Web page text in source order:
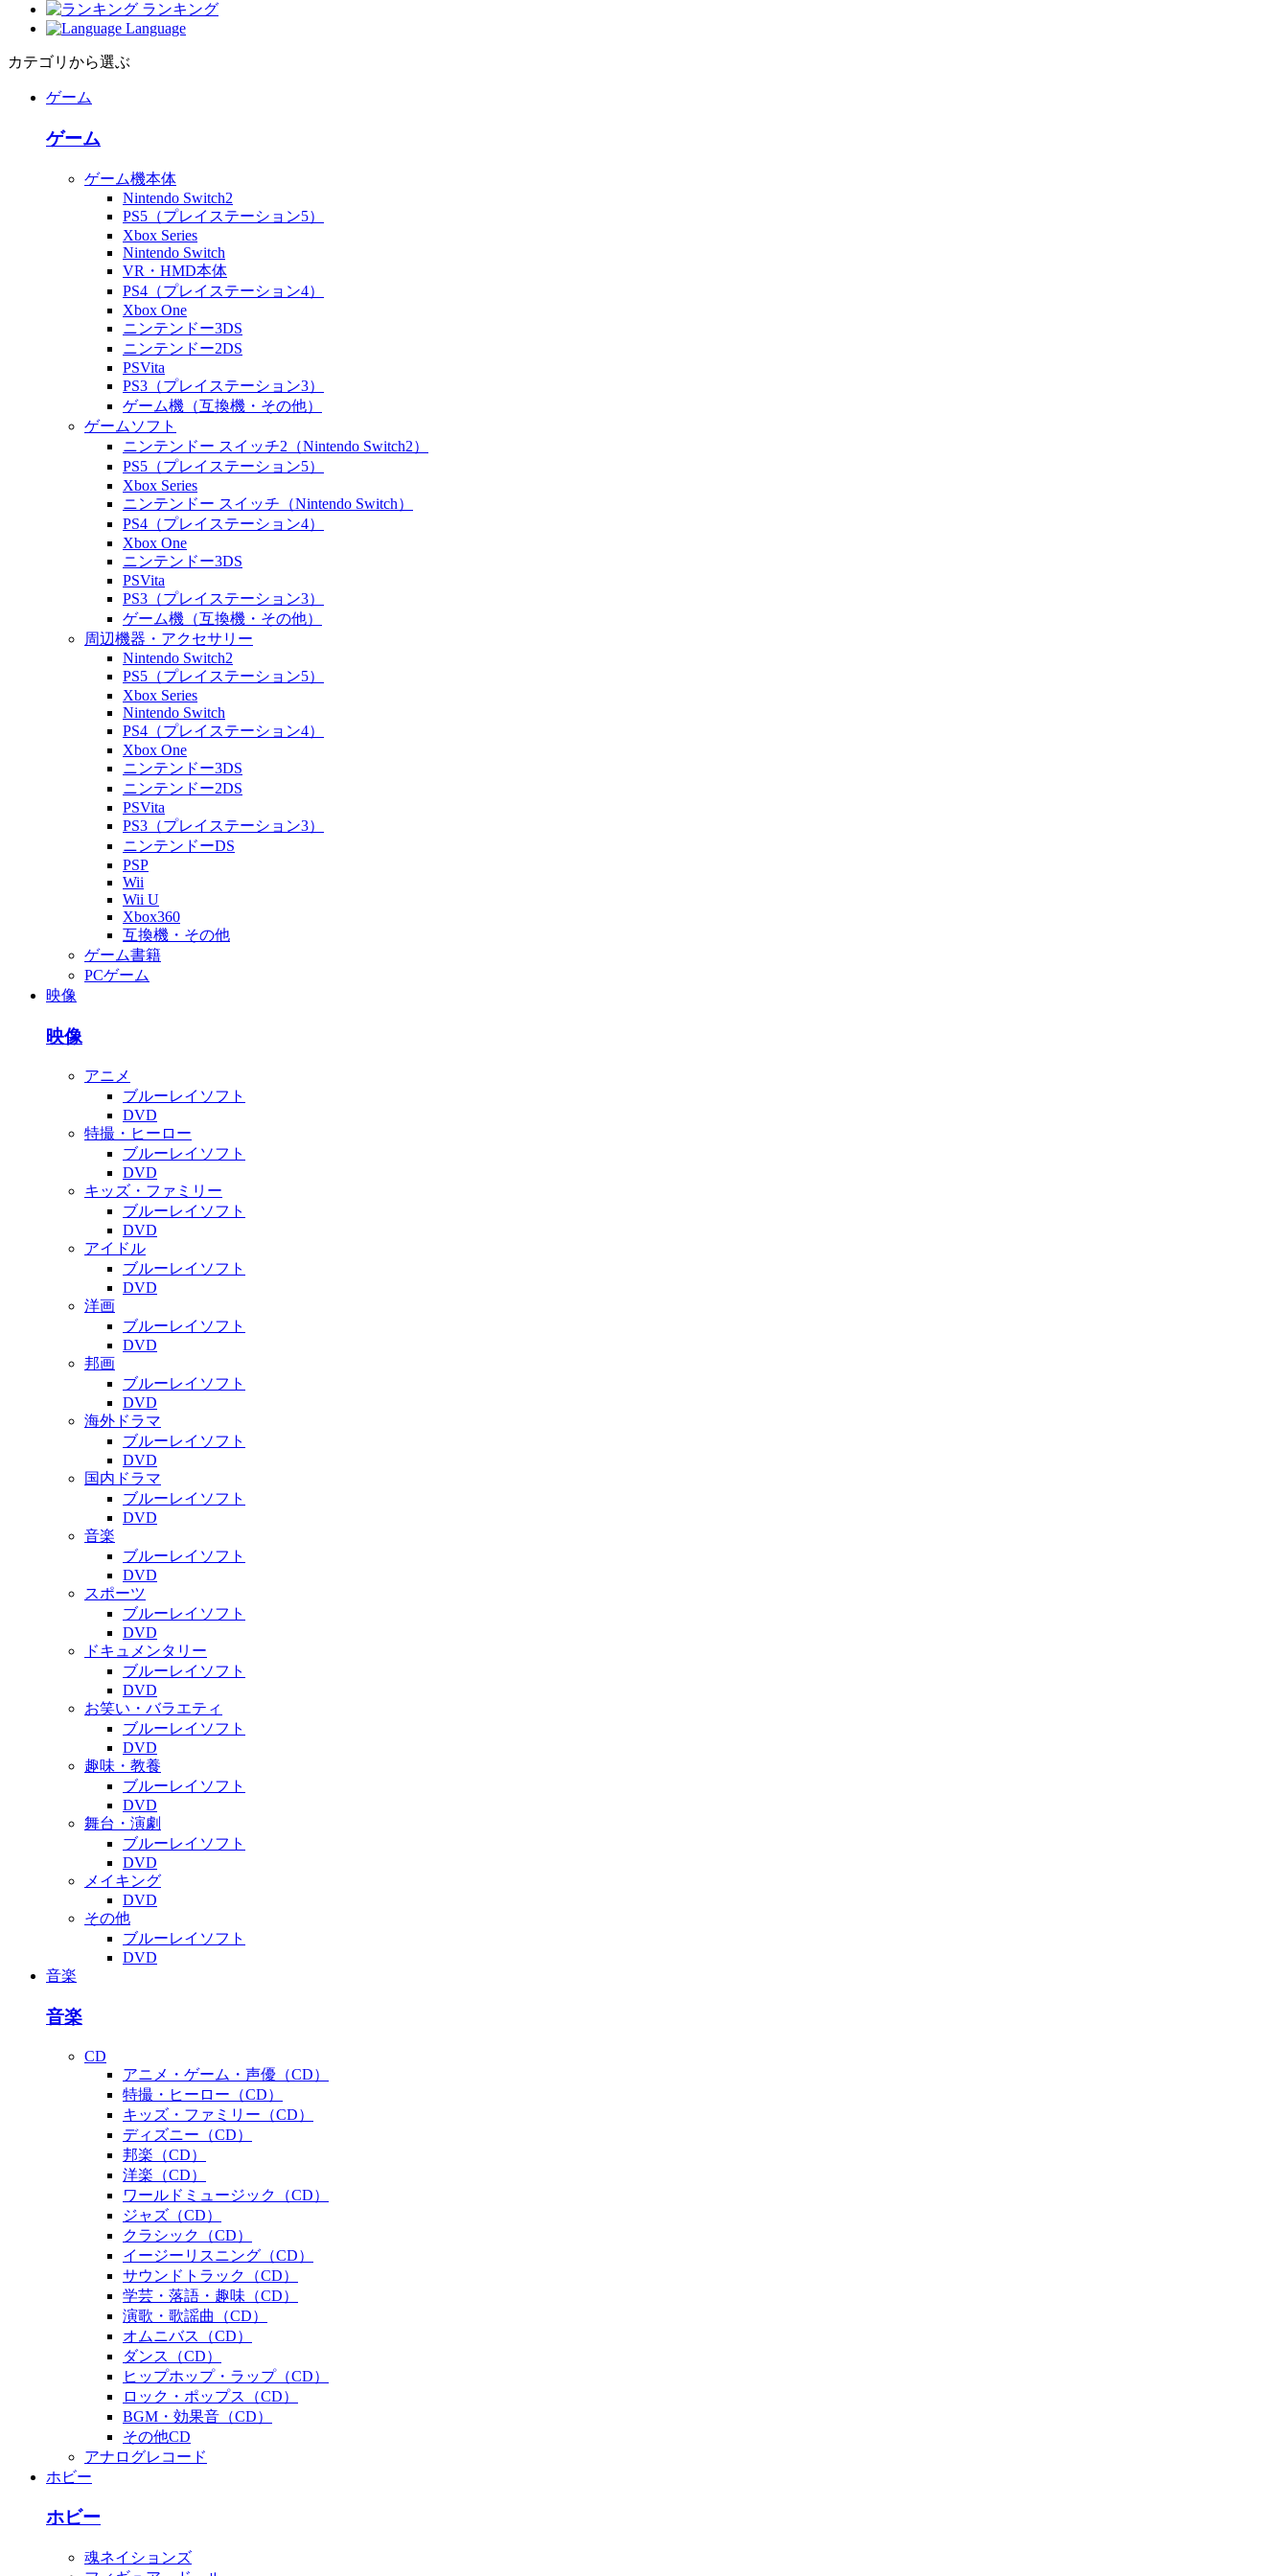
ランキング
Language
カテゴリから選ぶ
ゲーム
ゲーム
ゲーム機本体
Nintendo Switch2
PS5（プレイステーション5）
Xbox Series
Nintendo Switch
VR・HMD本体
PS4（プレイステーション4）
Xbox One
ニンテンドー3DS
ニンテンドー2DS
PSVita
PS3（プレイステーション3）
ゲーム機（互換機・その他）
ゲームソフト
ニンテンドー スイッチ2（Nintendo Switch2）
PS5（プレイステーション5）
Xbox Series
ニンテンドー スイッチ（Nintendo Switch）
PS4（プレイステーション4）
Xbox One
ニンテンドー3DS
PSVita
PS3（プレイステーション3）
ゲーム機（互換機・その他）
周辺機器・アクセサリー
Nintendo Switch2
PS5（プレイステーション5）
Xbox Series
Nintendo Switch
PS4（プレイステーション4）
Xbox One
ニンテンドー3DS
ニンテンドー2DS
PSVita
PS3（プレイステーション3）
ニンテンドーDS
PSP
Wii
Wii U
Xbox360
互換機・その他
ゲーム書籍
PCゲーム
映像
映像
アニメ
ブルーレイソフト
DVD
特撮・ヒーロー
ブルーレイソフト
DVD
キッズ・ファミリー
ブルーレイソフト
DVD
アイドル
ブルーレイソフト
DVD
洋画
ブルーレイソフト
DVD
邦画
ブルーレイソフト
DVD
海外ドラマ
ブルーレイソフト
DVD
国内ドラマ
ブルーレイソフト
DVD
音楽
ブルーレイソフト
DVD
スポーツ
ブルーレイソフト
DVD
ドキュメンタリー
ブルーレイソフト
DVD
お笑い・バラエティ
ブルーレイソフト
DVD
趣味・教養
ブルーレイソフト
DVD
舞台・演劇
ブルーレイソフト
DVD
メイキング
DVD
その他
ブルーレイソフト
DVD
音楽
音楽
CD
アニメ・ゲーム・声優（CD）
特撮・ヒーロー（CD）
キッズ・ファミリー（CD）
ディズニー（CD）
邦楽（CD）
洋楽（CD）
ワールドミュージック（CD）
ジャズ（CD）
クラシック（CD）
イージーリスニング（CD）
サウンドトラック（CD）
学芸・落語・趣味（CD）
演歌・歌謡曲（CD）
オムニバス（CD）
ダンス（CD）
ヒップホップ・ラップ（CD）
ロック・ポップス（CD）
BGM・効果音（CD）
その他CD
アナログレコード
ホビー
ホビー
魂ネイションズ